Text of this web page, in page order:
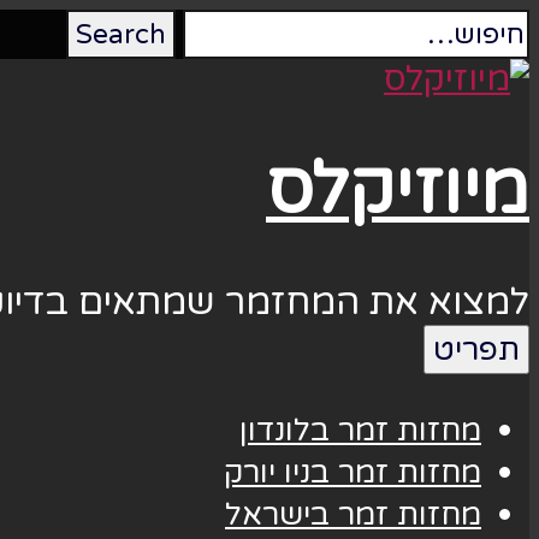
מיוזיקלס
למצוא את המחזמר שמתאים
תפריט
מחזות זמר בלונדון
מחזות זמר בניו יורק
מחזות זמר בישראל